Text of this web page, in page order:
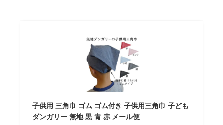
子供用 三角巾 ゴム ゴム付き 子供用三角巾 子ども
ダンガリー 無地 黒 青 赤 メール便